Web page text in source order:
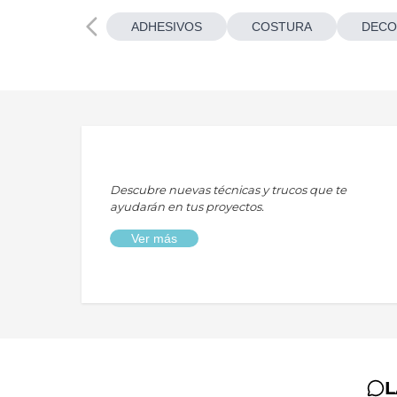
ADHESIVOS COSTURA
Descubre nuevas técnicas y trucos que te
ayudarán en tus proyectos.
Ver más